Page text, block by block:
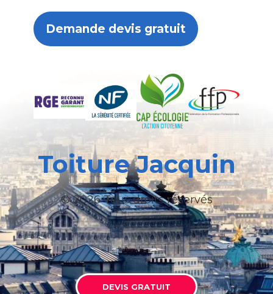
Demande devis gratuit
Toiture Jacquin
© 2026 Tous droits réservés
DEVIS GRATUIT